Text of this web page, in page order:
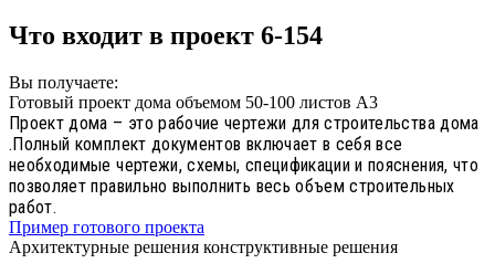
Что входит в проект 6-154
Вы получаете:
Готовый проект дома объемом 50-100 листов А3
Проект дома – это рабочие чертежи для строительства дома
.Полный комплект документов включает в себя все
необходимые чертежи, схемы, спецификации и пояснения, что
позволяет правильно выполнить весь объем строительных
работ.
Пример готового проекта
Архитектурные решения конструктивные решения